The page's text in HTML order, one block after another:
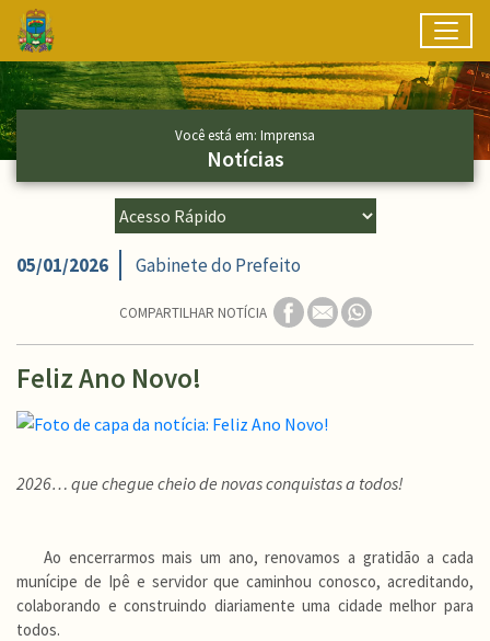
Ir para conteúdo principal
Conteúdo Principal
Você está em: Imprensa
Notícias
05/01/2026 Gabinete do Prefeito
COMPARTILHAR NOTÍCIA
Feliz Ano Novo!
2026… que chegue cheio de novas conquistas a todos!
Ao encerrarmos mais um ano, renovamos a gratidão a cada
munícipe de Ipê e servidor que caminhou conosco, acreditando,
colaborando e construindo diariamente uma cidade melhor para
todos.